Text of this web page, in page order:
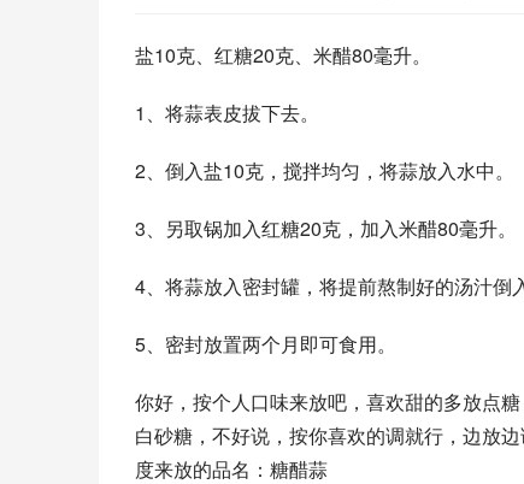
盐10克、红糖20克、米醋80毫升。
1、将蒜表皮拔下去。
2、倒入盐10克，搅拌均匀，将蒜放入水中。
3、另取锅加入红糖20克，加入米醋80毫升。
4、将蒜放入密封罐，将提前熬制好的汤汁倒
5、密封放置两个月即可食用。
你好，按个人口味来放吧，喜欢甜的多放点
白砂糖，不好说，按你喜欢的调就行，边放
度来放的品名：糖醋蒜